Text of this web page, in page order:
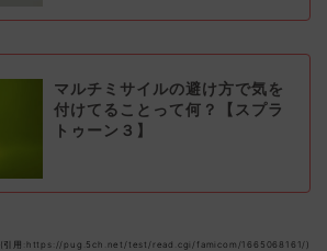
マルチミサイルの避け方で気を
付けてることって何？【スプラ
トゥーン３】
(引用:https://pug.5ch.net/test/read.cgi/famicom/1665068161/)